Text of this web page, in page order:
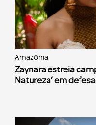
Amazônia
Zaynara estreia
Natureza’ em